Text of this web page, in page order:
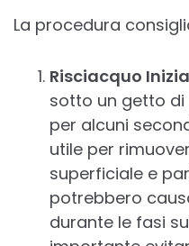
La procedura
Risciacquo
sotto un getto
per alcuni
utile per
superficiale e
potrebbero
durante le fasi